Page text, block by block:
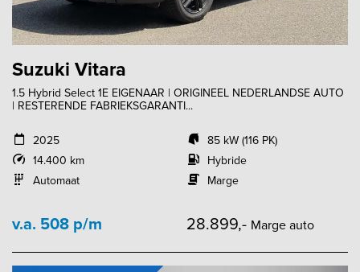
Suzuki Vitara
1.5 Hybrid Select 1E EIGENAAR | ORIGINEEL NEDERLANDSE AUTO
| RESTERENDE FABRIEKSGARANTI...
2025
14.400 km
Automaat
85 kW (116 PK)
Hybride
Marge
v.a. 508 p/m 28.899,- Marge auto